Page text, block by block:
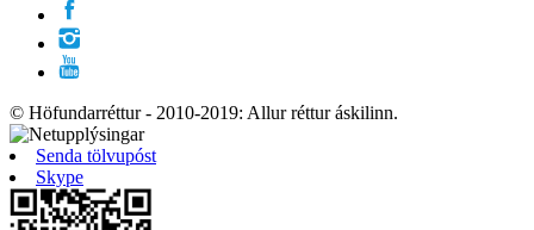
© Höfundarréttur - 2010-2019: Allur réttur áskilinn.
Senda tölvupóst
Skype